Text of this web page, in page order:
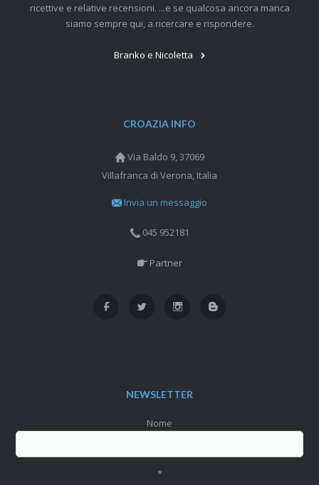
ricettive e relative recensioni. ...e se qualcosa ancora manca
siamo sempre qui, a ricercare e rispondere.
Branko e Nicoletta
CROAZIA INFO
Via Baldo 9, 37069
Villafranca di Verona, Italia
Invia un messaggio
045 952181
Partner
NEWSLETTER
Nome
*